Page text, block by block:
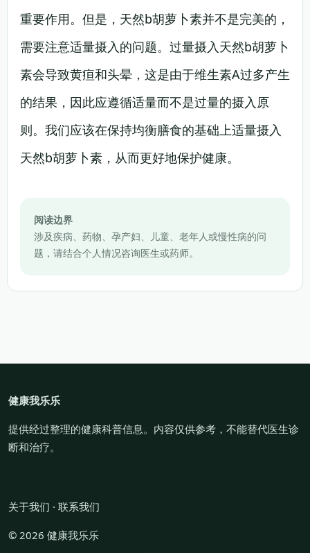
重要作用。但是，天然b胡萝卜素并不是完美的，
需要注意适量摄入的问题。过量摄入天然b胡萝卜
素会导致黄疸和头晕，这是由于维生素A过多产生
的结果，因此应遵循适量而不是过量的摄入原
则。我们应该在保持均衡膳食的基础上适量摄入
天然b胡萝卜素，从而更好地保护健康。
阅读边界
涉及疾病、药物、孕产妇、儿童、老年人或慢性病的问
题，请结合个人情况咨询医生或药师。
健康我乐乐
提供经过整理的健康科普信息。内容仅供参考，不能替代医生诊
断和治疗。
关于我们 · 联系我们
© 2026 健康我乐乐